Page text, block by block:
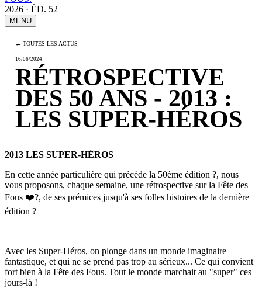
2026 · ÉD. 52
MENU
← TOUTES LES ACTUS
16/06/2024
RÉTROSPECTIVE
DES 50 ANS - 2013 :
LES SUPER-HÉROS
2013 LES SUPER-HÉROS
En cette année particulière qui précède la 50ème édition ?, nous
vous proposons, chaque semaine, une rétrospective sur la Fête des
Fous ❤️?, de ses prémices jusqu'à ses folles histoires de la dernière
édition ?
Avec les Super-Héros, on plonge dans un monde imaginaire
fantastique, et qui ne se prend pas trop au sérieux... Ce qui convient
fort bien à la Fête des Fous. Tout le monde marchait au "super" ces
jours-là !